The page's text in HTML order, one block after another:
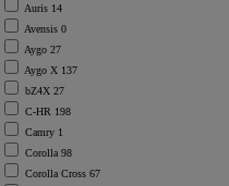
Auris 14
Avensis 0
Aygo 27
Aygo X 137
bZ4X 27
C-HR 198
Camry 1
Corolla 98
Corolla Cross 67